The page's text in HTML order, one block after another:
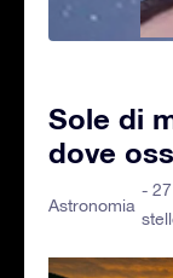
Sole di
dove
Astronomia
-